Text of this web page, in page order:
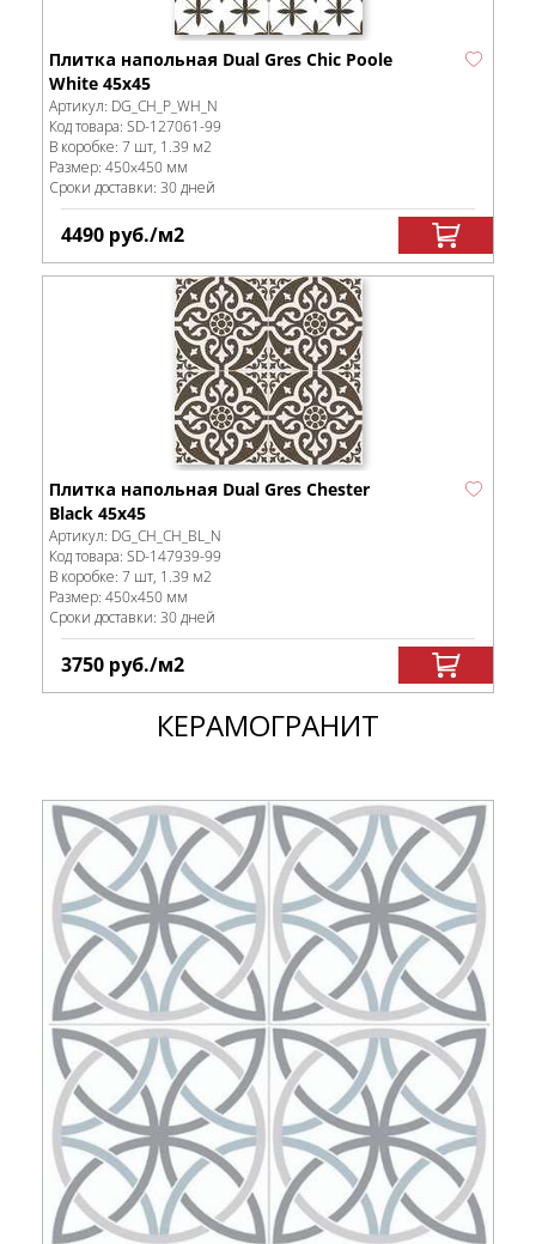
Плитка напольная Dual Gres Chic Poole
White 45х45
Артикул: DG_CH_P_WH_N
Код товара: SD-127061-99
В коробке: 7 шт, 1.39 м2
Размер: 450x450 мм
Сроки доставки: 30 дней
4490 руб./м2
Плитка напольная Dual Gres Chester
Black 45х45
Артикул: DG_CH_CH_BL_N
Код товара: SD-147939-99
В коробке: 7 шт, 1.39 м2
Размер: 450x450 мм
Сроки доставки: 30 дней
3750 руб./м2
КЕРАМОГРАНИТ